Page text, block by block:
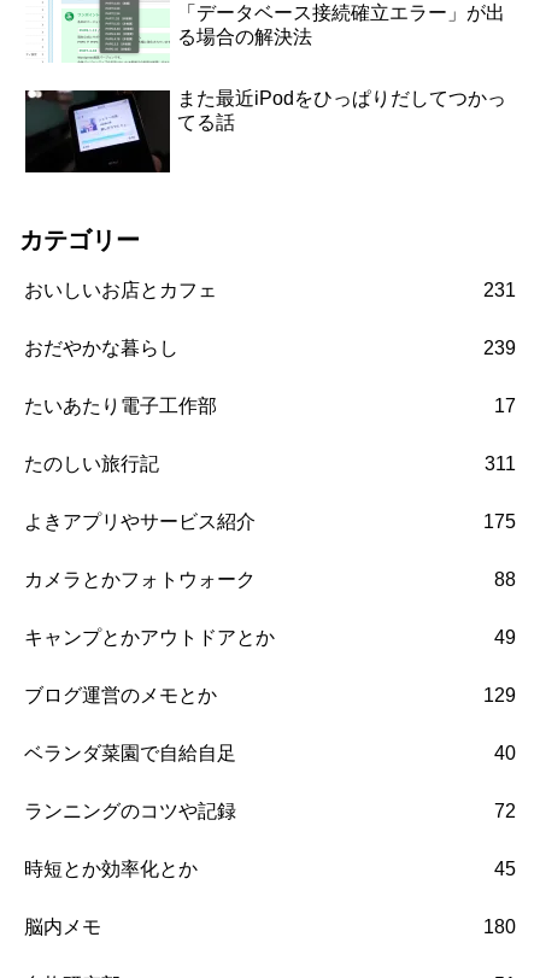
「データベース接続確立エラー」が出
る場合の解決法
また最近iPodをひっぱりだしてつかっ
てる話
カテゴリー
おいしいお店とカフェ 231
おだやかな暮らし 239
たいあたり電子工作部 17
たのしい旅行記 311
よきアプリやサービス紹介 175
カメラとかフォトウォーク 88
キャンプとかアウトドアとか 49
ブログ運営のメモとか 129
ベランダ菜園で自給自足 40
ランニングのコツや記録 72
時短とか効率化とか 45
脳内メモ 180